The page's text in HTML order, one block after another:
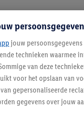
jouw
technieken waarmee
van deze
voor het opslaan van
gepersonaliseerde
gegevens over jouw